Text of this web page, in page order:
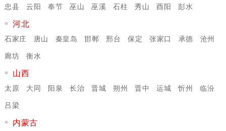
忠县
云阳 奉节 巫山 巫溪 石柱 秀山 酉阳 彭水
河北
石家庄 唐山 秦皇岛 邯郸 邢台 保定 张家口 承德
沧州
廊坊
衡水
山西
太原 大同 阳泉 长治 晋城 朔州 晋中 运城 忻州
临汾
吕梁
内蒙古